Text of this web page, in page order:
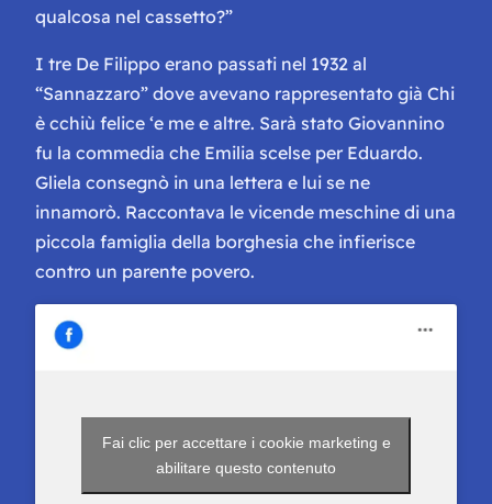
qualcosa nel cassetto?”
I tre De Filippo erano passati nel 1932 al
“Sannazzaro” dove avevano rappresentato già Chi
è cchiù felice ‘e me e altre. Sarà stato Giovannino
fu la commedia che Emilia scelse per Eduardo.
Gliela consegnò in una lettera e lui se ne
innamorò. Raccontava le vicende meschine di una
piccola famiglia della borghesia che infierisce
contro un parente povero.
Fai clic per accettare i cookie marketing e
abilitare questo contenuto